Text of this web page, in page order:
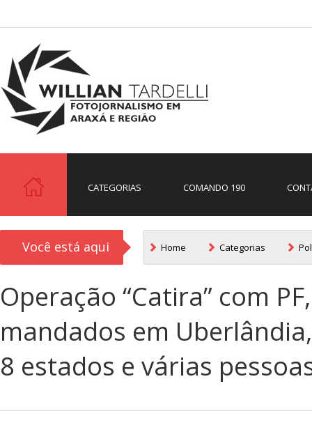
CATEGORIAS COMANDO 190
Você está aqui Home Categorias
Operação “Catira” com
mandados em
8 estados e várias